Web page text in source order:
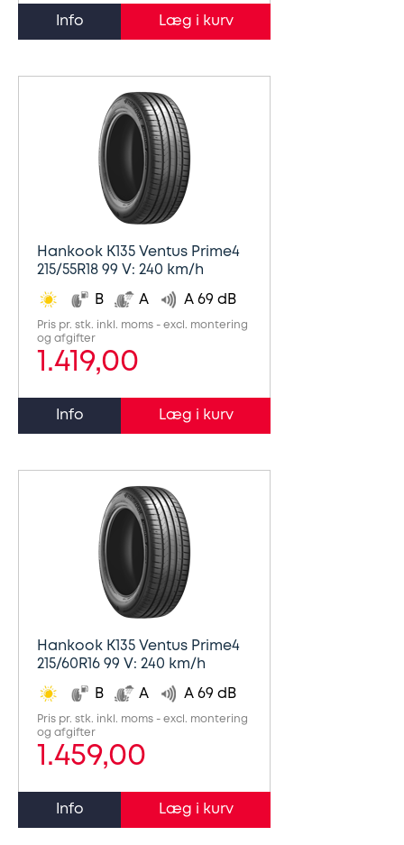
Info
Hankook K135 Ventus Prime4
215/55R18 99 V: 240 km/h
B A A 69 dB
Pris pr. stk. inkl. moms - excl. montering
og afgifter
1.419,00
Info
Hankook K135 Ventus Prime4
215/60R16 99 V: 240 km/h
B A A 69 dB
Pris pr. stk. inkl. moms - excl. montering
og afgifter
1.459,00
Info